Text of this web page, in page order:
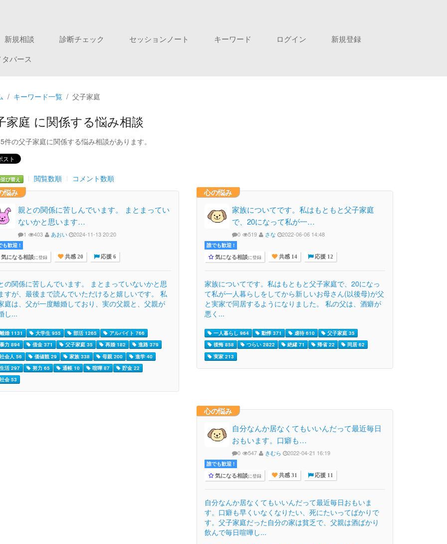
新規相談 診断チェック セッションノート キーワード ログイン
新規登録
バース
キーワード一覧 父子家庭
家庭 に関係する悩み相談
件の父子家庭に関係する悩み相談があります。
び替え 閲覧数順
コメント数順
悩み
親との関係に苦しんでいます。 まとまってい
ないかと思います…
1 403 あおい 2024-11-13 20:20
も歓迎 !
気になる相談に登録 共感 20 応援 6
の関係に苦しんでいます。 まとまっていないかと思
すが、最後まで読んでいただけると嬉しいです。 私
庭は、父が一度離婚しており、実の父親と、父親が
し...
婚 1131 大学生 955 部活 1265
アルバイト 766
力 894
借金 371 父子家庭 35 再婚 182
進路 379
会人 56
価値観 29 家族 338 母親 200
進学 40
活 297
努力 65 通帳 10 喧嘩 87
貯金 22
会 53
心の悩み
家族についてです。私はもともと父子家庭
で、20になって私が一…
0 519 さな 2022-06-06 14:48
誰でも歓迎 !
気になる相談に登録 共感 14 応援 12
家族についてです。私はもともと父子家庭で、20になっ
て私が一人暮らしをしてから新しいお母さん(以後母)が父
と実家で同居するようになりました。 私の父は、酒癖が
悪く...
一人暮らし 964 動悸 371 虐待 610
父子家庭 35
後悔 858
つらい 2822 絶縁 71 帰省 22
同居 62
実家 213
心の悩み
自分なんか居なくてもいいんだって最近毎日
おもいます。口癖も…
0 547 きむら 2022-04-21 16:19
誰でも歓迎 !
気になる相談に登録 共感 31 応援 11
自分なんか居なくてもいいんだって最近毎日おもいま
す。口癖も早くいなくなりたい、死にたいってばかりで
す。父子家庭だった自分の家は貧乏で、父親は酒ばかり
飲んで毎日喧嘩し...